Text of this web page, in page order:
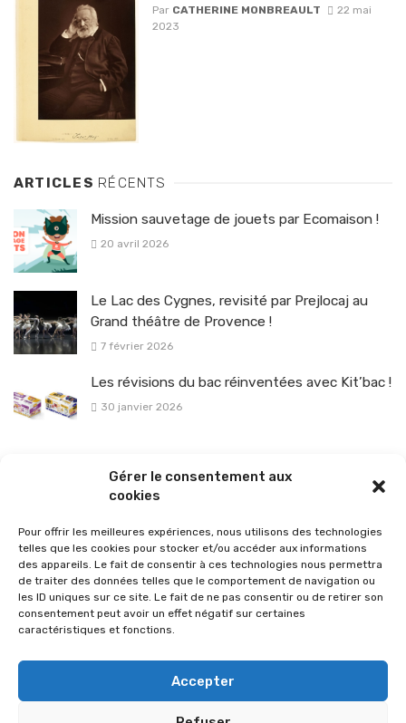
Gérer le consentement aux
cookies
Pour offrir les meilleures expériences, nous utilisons des technologies
telles que les cookies pour stocker et/ou accéder aux informations
des appareils. Le fait de consentir à ces technologies nous permettra
de traiter des données telles que le comportement de navigation ou
les ID uniques sur ce site. Le fait de ne pas consentir ou de retirer son
consentement peut avoir un effet négatif sur certaines
caractéristiques et fonctions.
Accepter
Par CATHERINE MONBREAULT
22 mai
2023
ARTICLES RÉCENTS
Mission sauvetage de jouets par Ecomaison !
20 avril 2026
Le Lac des Cygnes, revisité par Prejlocaj au
Grand théâtre de Provence !
7 février 2026
Les révisions du bac réinventées avec Kit’bac !
30 janvier 2026